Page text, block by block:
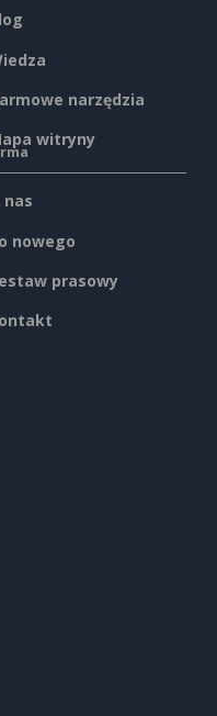
narzędzia
witryny
nas
nowego
prasowy